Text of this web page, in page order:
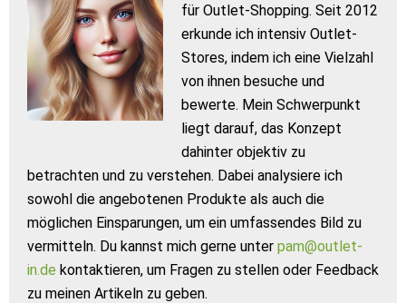
für Outlet-Shopping. Seit 2012
erkunde ich intensiv Outlet-
Stores, indem ich eine Vielzahl
von ihnen besuche und
bewerte. Mein Schwerpunkt
liegt darauf, das Konzept
dahinter objektiv zu
betrachten und zu verstehen. Dabei analysiere ich
sowohl die angebotenen Produkte als auch die
möglichen Einsparungen, um ein umfassendes Bild zu
vermitteln. Du kannst mich gerne unter pam@outlet-
in.de kontaktieren, um Fragen zu stellen oder Feedback
zu meinen Artikeln zu geben.